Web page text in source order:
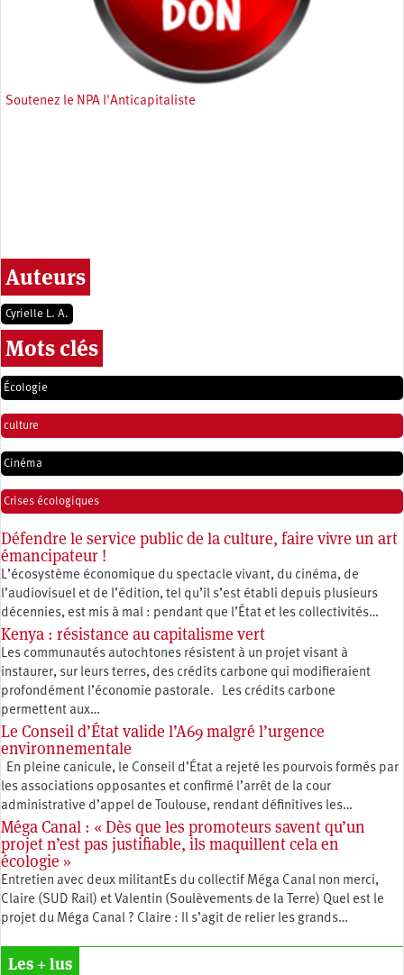
Soutenez le NPA l'Anticapitaliste
Auteurs
Cyrielle L. A.
Mots clés
Écologie
culture
Cinéma
Crises écologiques
Défendre le service public de la culture, faire vivre un art
émancipateur !
L’écosystème économique du spectacle vivant, du cinéma, de
l’audiovisuel et de l’édition, tel qu’il s’est établi depuis plusieurs
décennies, est mis à mal : pendant que l’État et les collectivités…
Kenya : résistance au capitalisme vert
Les communautés autochtones résistent à un projet visant à
instaurer, sur leurs terres, des crédits carbone qui modifieraient
profondément l’économie pastorale. Les crédits carbone
permettent aux…
Le Conseil d’État valide l’A69 malgré l’urgence
environnementale
En pleine canicule, le Conseil d’État a rejeté les pourvois formés par
les associations opposantes et confirmé l’arrêt de la cour
administrative d’appel de Toulouse, rendant définitives les…
Méga Canal : « Dès que les promoteurs savent qu’un
projet n’est pas justifiable, ils maquillent cela en
écologie »
Entretien avec deux militantEs du collectif Méga Canal non merci,
Claire (SUD Rail) et Valentin (Soulèvements de la Terre) Quel est le
projet du Méga Canal ? Claire : Il s’agit de relier les grands…
Les + lus